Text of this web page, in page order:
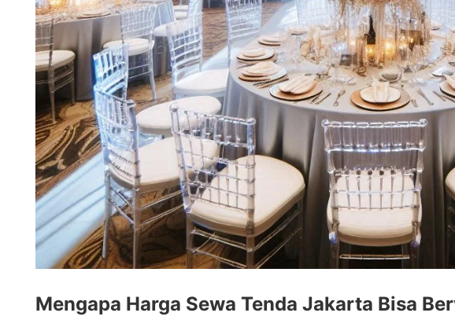
Mengapa Harga Sewa Tenda Jakarta Bisa